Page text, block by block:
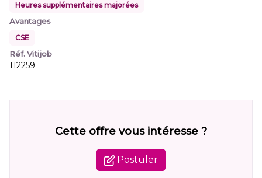
Heures supplémentaires majorées
Avantages
CSE
Réf. Vitijob
112259
Cette offre vous intéresse ?
Postuler